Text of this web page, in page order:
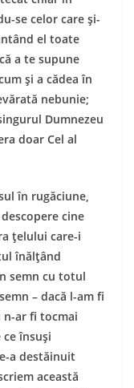
se celor care şi-
el toate
a te supune
şi a cădea în
nebunie;
Dumnezeu
doar Cel al
în rugăciune,
cine
ţelului care-i
înălţând
semn cu totul
– dacă l-am fi
n-ar fi tocmai
însuşi
a destăinuit
această